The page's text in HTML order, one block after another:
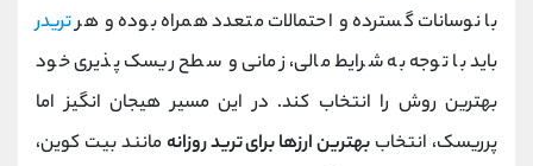
با نوسانات گسترده و احتمالات متعدد همراه بوده و هرتریدر
باید با توجه به شرایط مالی، زمانی و سطح ریسک‌ پذیری خود
بهترین روش را انتخاب کند. در این مسیر هیجان‌ انگیز اما
پرریسک، انتخاب بهترین ارزها برای ترید روزانهمانند بیت ‌کوین،